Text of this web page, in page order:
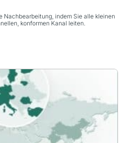
Nachbearbeitung, indem Sie alle kleinen
konformen Kanal leiten.